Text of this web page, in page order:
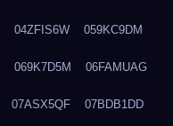
04ZFIS6W 059KC9DM
069K7D5M 06FAMUAG
07ASX5QF 07BDB1DD